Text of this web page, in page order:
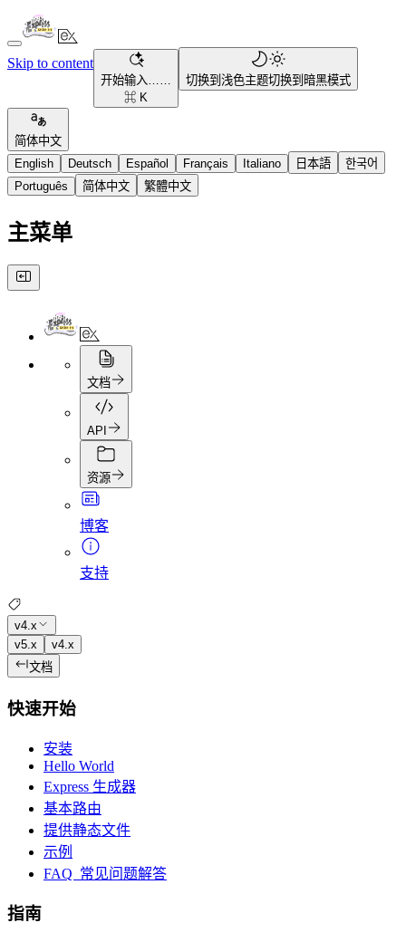
Skip to content
开始输入……
⌘ K
切换到浅色主题切换到暗黑模式
简体中文
English
Deutsch Español Français Italiano 日本語
한국어
Português
简体中文 繁體中文
主菜单
文档
API
资源
博客
支持
v4.x
v5.x
v4.x
文档
快速开始
安装
Hello World
Express 生成器
基本路由
提供静态文件
示例
FAQ 常见问题解答
指南